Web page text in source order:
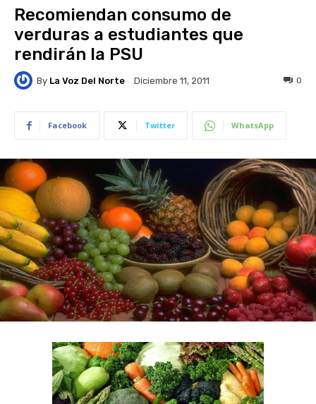
Recomiendan consumo de
verduras a estudiantes que
rendirán la PSU
By La Voz Del Norte Diciembre 11, 2011 0
Facebook Twitter WhatsApp